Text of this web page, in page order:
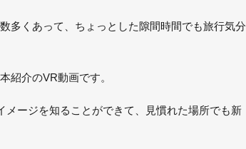
多くあって、ちょっとした隙間時間でも旅行気分
紹介のVR動画です。
メージを知ることができて、見慣れた場所でも新